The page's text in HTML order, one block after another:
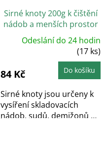
Sirné knoty 200g k čištění
nádob a menších prostor
Odeslání do 24 hodin
(17 ks)
84 Kč Do košíku
Sirné knoty jsou určeny k
vysíření skladovacích
nádob, sudů, demižonů na